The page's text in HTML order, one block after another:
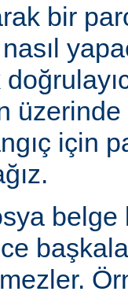
bir
için
belge